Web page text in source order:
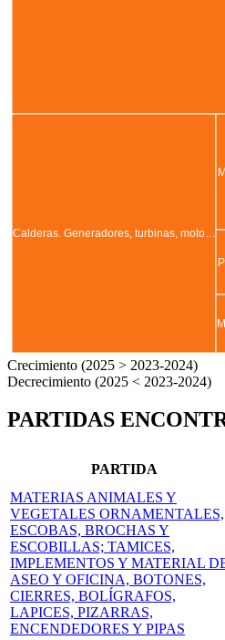
Calderas. Generadores, turbinas, moto…
Crecimiento (2025 > 2023-2024)
Decrecimiento (2025 < 2023-2024)
PARTIDAS
PARTIDA
MATERIAS ANIMALES Y
VEGETALES ORNAMENTALES,
ESCOBAS, BROCHAS Y
ESCOBILLAS; TAMICES,
IMPLEMENTOS Y MATERIAL
ASEO Y OFICINA, BOTONES,
CIERRES, BOLÍGRAFOS,
LAPICES, PIZARRAS,
ENCENDEDORES Y PIPAS